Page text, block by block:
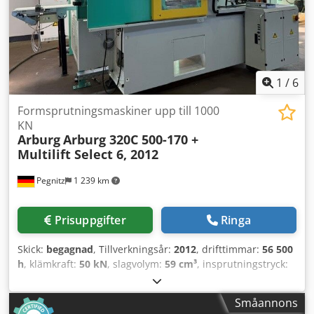
1 / 6
Pegnitz 1 239 km
Formsprutningsmaskiner upp till 1000
KN
ArburgArburg 320C 500-170 +
Multilift Select 6, 2012
Prisuppgifter Ringa
Skick: begagnad, Tillverkningsår: 2012, drifttimmar: 56 500
h, klämkraft: 50 kN, slagvolym: 59 cm³, insprutningstryck:
2 900 kg, skruvtransportörens
diameter:25 mm, Leveransvillkor: FCA Pegnitz Dodpfx Ajy
N Eccoqpekr Leveranstid: enligt överenskommelseSmåannons